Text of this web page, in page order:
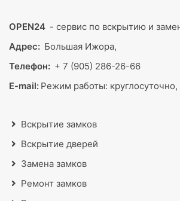
OPEN24 - сервис по вскрытию и
Адрес: Большая Ижора,
Телефон: + 7 (905) 286-26-66
E-mail: Режим работы:
Вскрытие замков
Вскрытие дверей
Замена замков
Ремонт замков